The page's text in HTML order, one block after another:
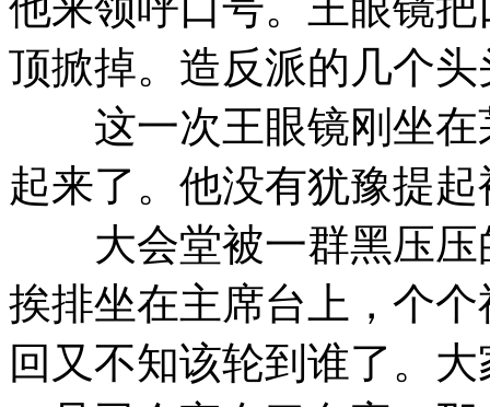
顶掀掉。造反派的几个
这一次王眼镜刚坐在
起来了。他没有犹豫提
大会堂被一群黑压压
挨排坐在主席台上，个
回又不知该轮到谁了。